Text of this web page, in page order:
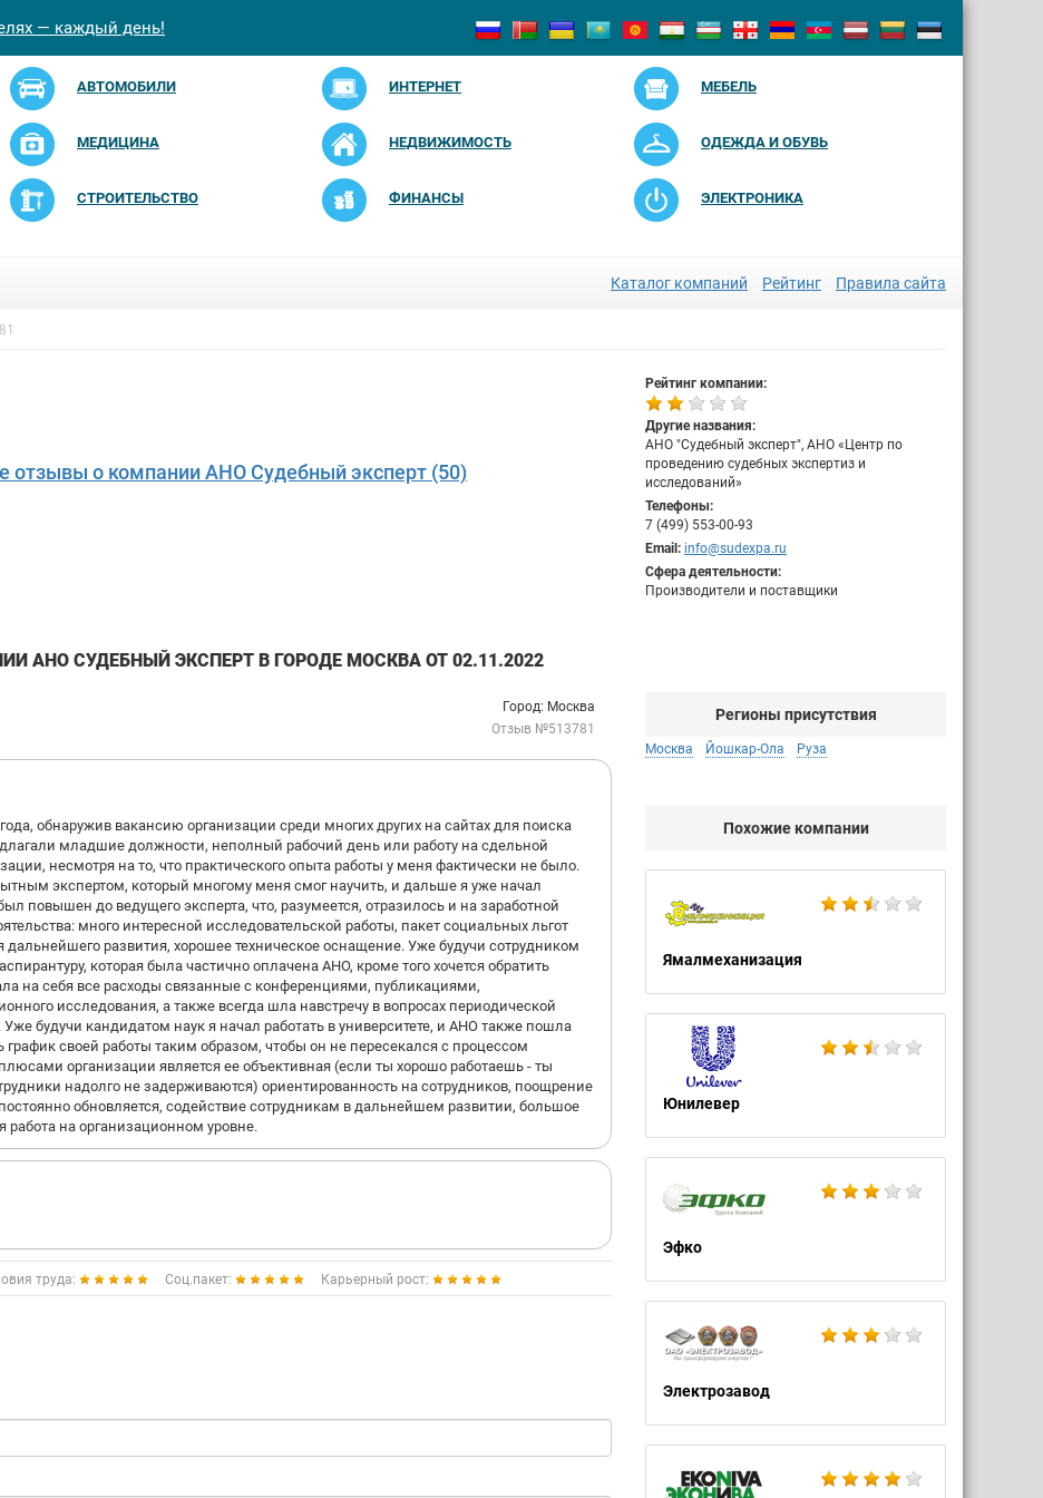
— каждый день!
АВТОМОБИЛИ ИНТЕРНЕТ МЕБЕЛЬ
МЕДИЦИНА НЕДВИЖИМОСТЬ ОДЕЖДА И ОБУВЬ
СТРОИТЕЛЬСТВО ФИНАНСЫ ЭЛЕКТРОНИКА
Каталог компаний Рейтинг Правила сайта
отзывы о компании АНО Судебный эксперт (50)
Рейтинг компании:
Другие названия:
АНО "Судебный эксперт", АНО «Центр по
проведению судебных экспертиз и
исследований»
Телефоны:
7 (499) 553-00-93
Email: info@sudexpa.ru
Сфера деятельности:
Производители и поставщики
АНО СУДЕБНЫЙ ЭКСПЕРТ В ГОРОДЕ МОСКВА ОТ 02.11.2022
Город: Москва
Отзыв №513781
обнаружив вакансию организации среди многих других на сайтах для поиска
младшие должности, неполный рабочий день или работу на сдельной
несмотря на то, что практического опыта работы у меня фактически не было.
экспертом, который многому меня смог научить, и дальше я уже начал
повышен до ведущего эксперта, что, разумеется, отразилось и на заработной
много интересной исследовательской работы, пакет социальных льгот
развития, хорошее техническое оснащение. Уже будучи сотрудником
которая была частично оплачена АНО, кроме того хочется обратить
на себя все расходы связанные с конференциями, публикациями,
исследования, а также всегда шла навстречу в вопросах периодической
будучи кандидатом наук я начал работать в университете, и АНО также пошла
график своей работы таким образом, чтобы он не пересекался с процессом
организации является ее объективная (если ты хорошо работаешь - ты
надолго не задерживаются) ориентированность на сотрудников, поощрение
обновляется, содействие сотрудникам в дальнейшем развитии, большое
работа на организационном уровне.
труда: Соц.пакет: Карьерный рост:
Регионы присутствия
Москва Йошкар-Ола Руза
Похожие компании
Ямалмеханизация
Юнилевер
Эфко
Электрозавод